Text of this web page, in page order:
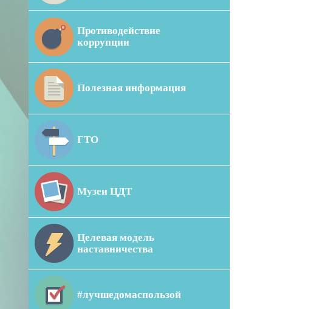
Противодействие
коррупции
Полезная информация
ГТО
Музеи ЦДТ
Целевая модель
наставничества
#лучшедомаспользой